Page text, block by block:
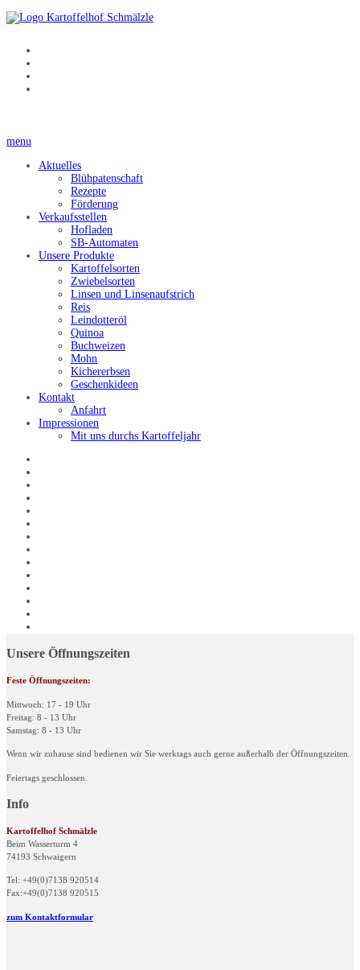
menu
Aktuelles
Blühpatenschaft
Rezepte
Förderung
Verkaufsstellen
Hofladen
SB-Automaten
Unsere Produkte
Kartoffelsorten
Zwiebelsorten
Linsen und Linsenaufstrich
Reis
Leindotteröl
Quinoa
Buchweizen
Mohn
Kichererbsen
Geschenkideen
Kontakt
Anfahrt
Impressionen
Mit uns durchs Kartoffeljahr
Unsere Öffnungszeiten
Feste Öffnungszeiten:
Mittwoch: 17 - 19 Uhr
Freitag: 8 - 13 Uhr
Samstag: 8 - 13 Uhr
Wenn wir zuhause sind bedienen wir Sie werktags auch gerne außerhalb der Öffnungszeiten.
Feiertags geschlossen.
Info
Kartoffelhof Schmälzle
Beim Wasserturm 4
74193 Schwaigern
Tel: +49(0)7138 920514
Fax:+49(0)7138 920515
zum Kontaktformular